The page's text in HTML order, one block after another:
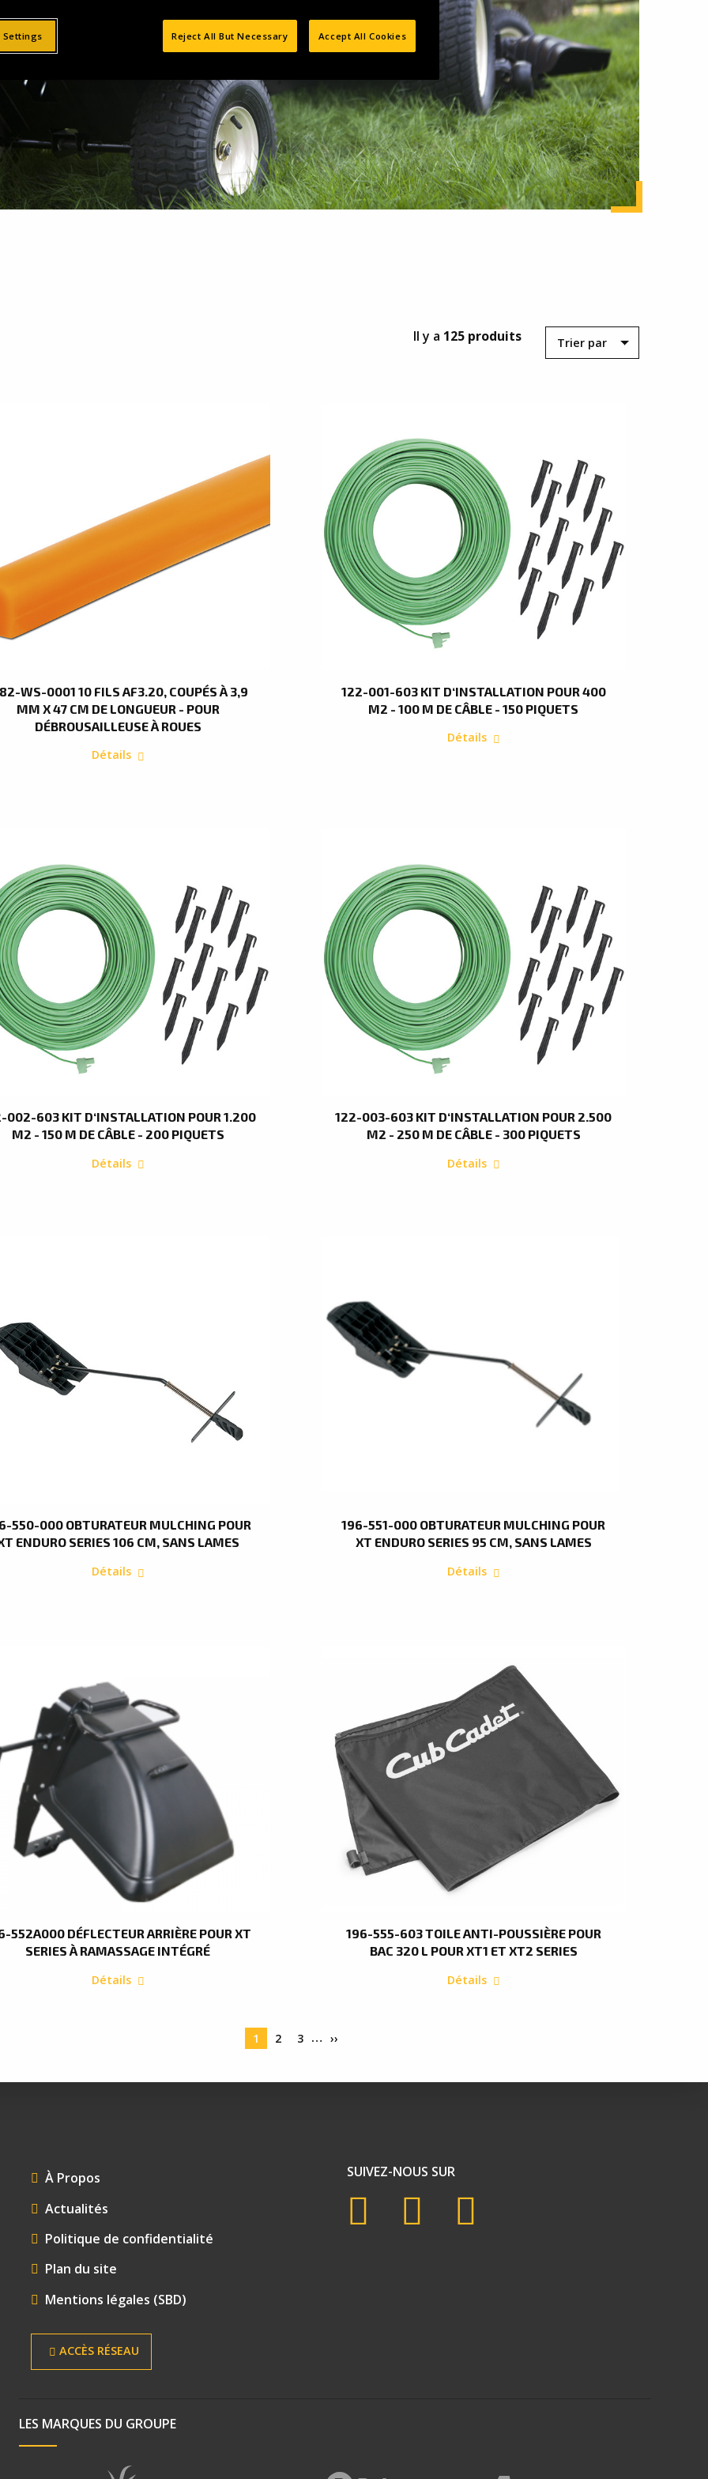
dans votre
Il y a 125 produits Trier par
WS-0001 10 FILS AF3.20, COUPÉS À 3,9
MM X 47 CM DE LONGUEUR - POUR
DÉBROUSAILLEUSE À ROUES
Détails
122-001-603 KIT D‘INSTALLATION POUR 400
M2 - 100 M DE CÂBLE - 150 PIQUETS
Détails
002-603 KIT D‘INSTALLATION POUR 1.200
M2 - 150 M DE CÂBLE - 200 PIQUETS
Détails
122-003-603 KIT D‘INSTALLATION POUR 2.500
M2 - 250 M DE CÂBLE - 300 PIQUETS
Détails
550-000 OBTURATEUR MULCHING POUR
ENDURO SERIES 106 CM, SANS LAMES
Détails
196-551-000 OBTURATEUR MULCHING POUR
XT ENDURO SERIES 95 CM, SANS LAMES
Détails
552A000 DÉFLECTEUR ARRIÈRE POUR XT
SERIES À RAMASSAGE INTÉGRÉ
Détails
196-555-603 TOILE ANTI-POUSSIÈRE POUR
BAC 320 L POUR XT1 ET XT2 SERIES
Détails
Page
1 Page
2 Page
3 … Page
››
FOOTER
À Propos
Actualités
Politique de confidentialité
Plan du site
Mentions légales (SBD)
ACCÈS RÉSEAU
SUIVEZ-NOUS SUR
LES MARQUES DU GROUPE
Settings Reject All But Necessary Accept All Cookies